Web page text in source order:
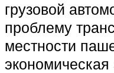
грузовой
проблему
местности